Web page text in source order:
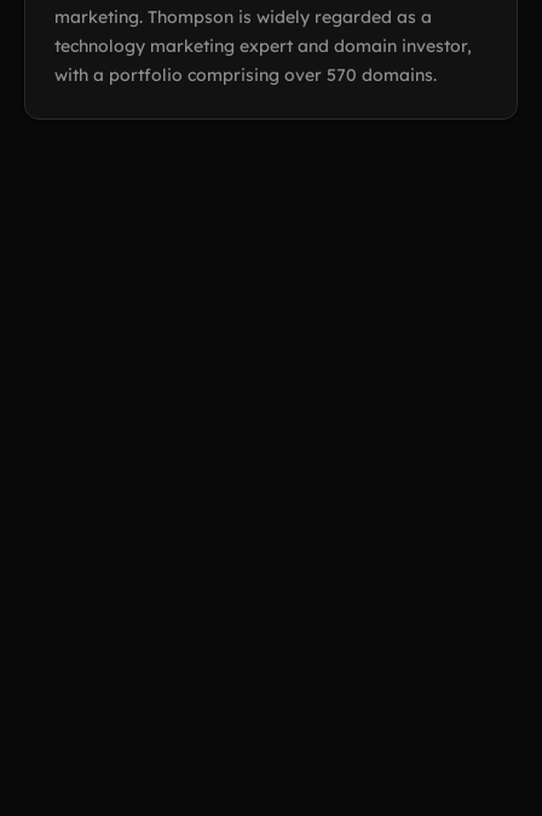
marketing. Thompson is widely regarded as a
technology marketing expert and domain investor,
with a portfolio comprising over 570 domains.